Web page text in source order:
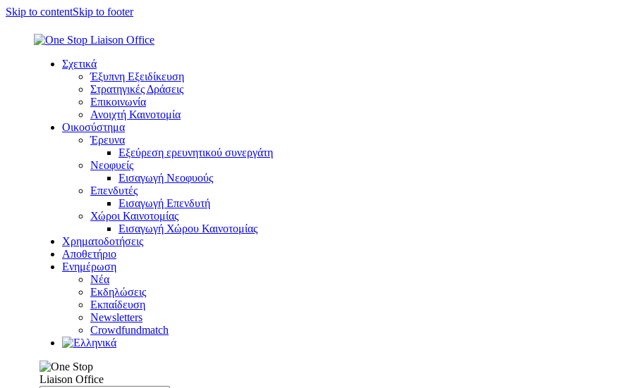
Skip to contentSkip to footer
Σχετικά
Έξυπνη Εξειδίκευση
Στρατηγικές Δράσεις
Επικοινωνία
Ανοιχτή Καινοτομία
Οικοσύστημα
Έρευνα
Εξεύρεση ερευνητικού συνεργάτη
Νεοφυείς
Εισαγωγή Νεοφυούς
Επενδυτές
Εισαγωγή Επενδυτή
Χώροι Καινοτομίας
Εισαγωγή Χώρου Καινοτομίας
Χρηματοδοτήσεις
Αποθετήριο
Ενημέρωση
Νέα
Εκδηλώσεις
Εκπαίδευση
Newsletters
Crowdfundmatch